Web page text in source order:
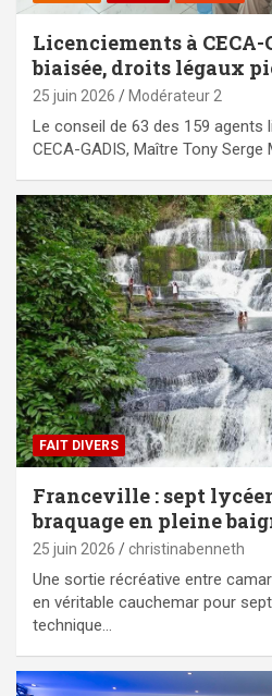
Licenciements à CECA-
biaisée, droits légaux
25 juin 2026 Modérateur 2
Le conseil de 63 des 159 agents
CECA-GADIS, Maître Tony Serge
FAIT DIVERS
Franceville : sept
braquage en pleine
25 juin 2026 christinabenneth
Une sortie récréative entre
en véritable cauchemar pour
technique…